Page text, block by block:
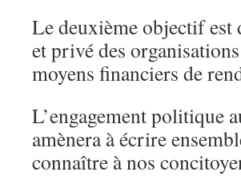
Le deuxième objectif est
et privé des
moyens financiers de
L’engagement politique
amènera à écrire
connaître à nos